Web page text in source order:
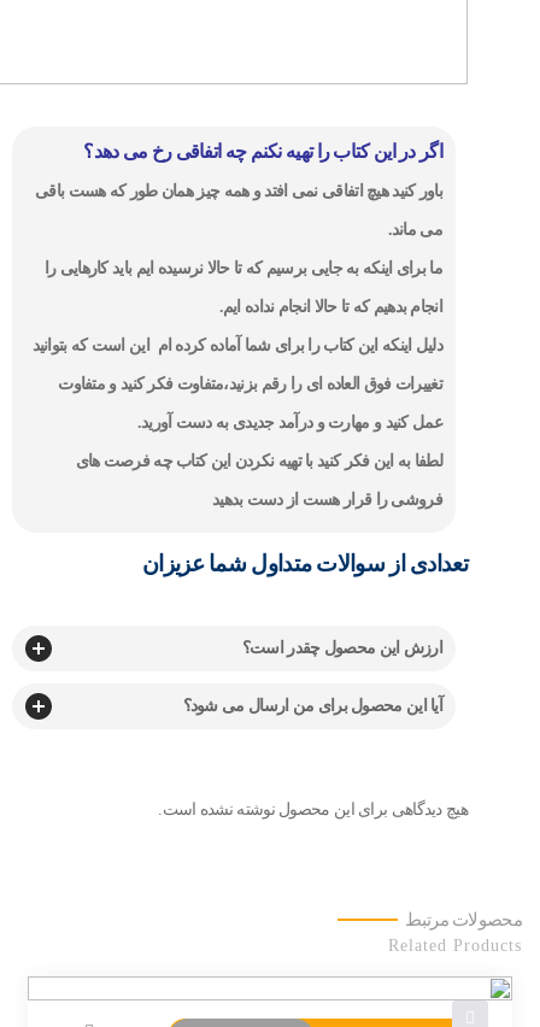
اگر در این کتاب را تهیه نکنم چه اتفاقی رخ می دهد؟
باور کنید هیچ اتفاقی نمی افتد و همه چیز همان طور که هست باقی
می ماند.
ما برای اینکه به جایی برسیم که تا حالا نرسیده ایم باید کارهایی را
انجام بدهیم که تا حالا انجام نداده ایم.
دلیل اینکه این کتاب را برای شما آماده کرده ام این است که بتوانید
تغییرات فوق العاده ای را رقم بزنید،متفاوت فکر کنید و متفاوت
عمل کنید و مهارت و درآمد جدیدی به دست آورید.
لطفا به این فکر کنید با تهیه نکردن این کتاب چه فرصت های
فروشی را قرار هست از دست بدهید
تعدادی از سوالات متداول شما عزیزان
ارزش این محصول چقدر است؟
آیا این محصول برای من ارسال می شود؟
هیچ دیدگاهی برای این محصول نوشته نشده است.
محصولات مرتبط
Related Products